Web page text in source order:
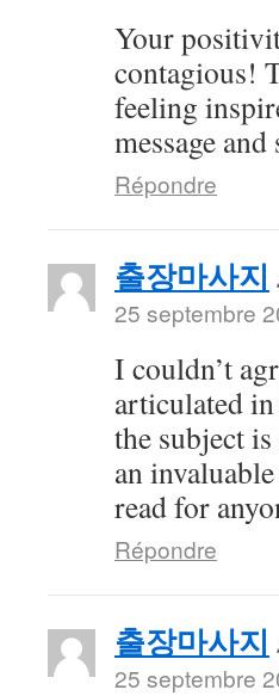
Your
contagious!
feeling
message
Répondre
출장마사지
25 septembre
I couldn’t
articulated
the subject
an
read for
Répondre
출장마사지
25 septembre